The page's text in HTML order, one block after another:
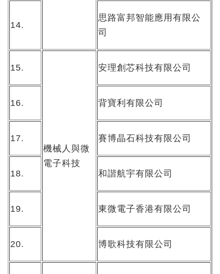
14.
思路富邦智能應用有限公
司
15.
機械人與微
電子科技
安理創芯科技有限公司
16. 背寶利有限公司
17. 賽博晶石科技有限公司
18. 和諧航宇有限公司
19. 東微電子香港有限公司
20. 博歌科技有限公司